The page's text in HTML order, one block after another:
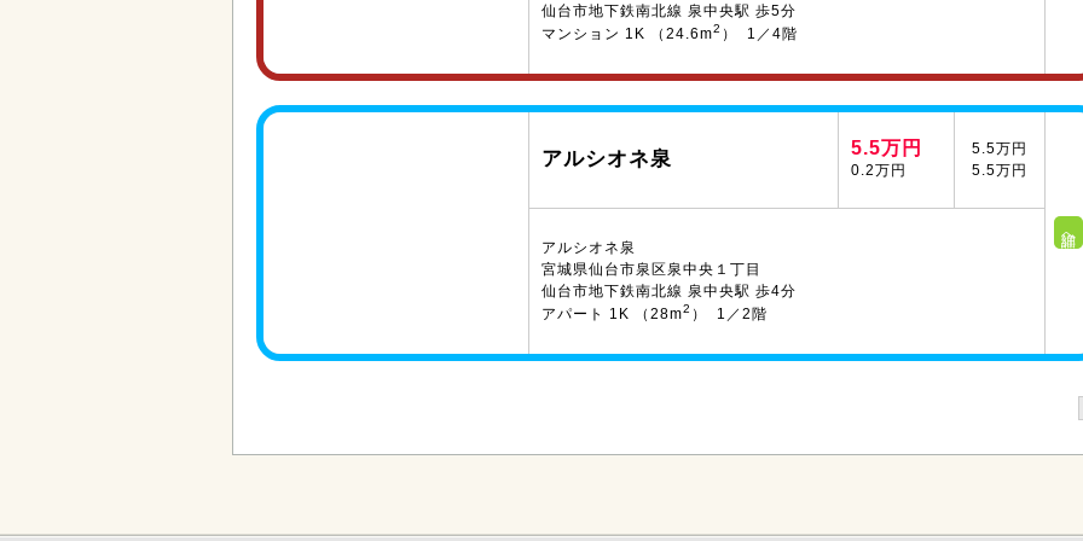
仙台市地下鉄南北線 泉中央駅 歩5分
マンション 1K （24.6m2 ） 1／4階
アルシオネ泉 5.5万円
0.2万円
5.5万円
5.5万円
詳細へ
アルシオネ泉
宮城県仙台市泉区泉中央１丁目
仙台市地下鉄南北線 泉中央駅 歩4分
アパート 1K （28m2 ） 1／2階